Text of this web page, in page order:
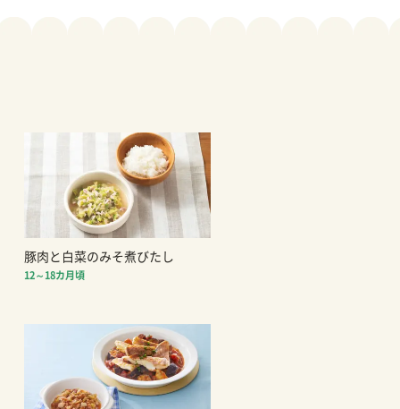
豚肉と白菜のみそ煮びたし
12～18カ月頃